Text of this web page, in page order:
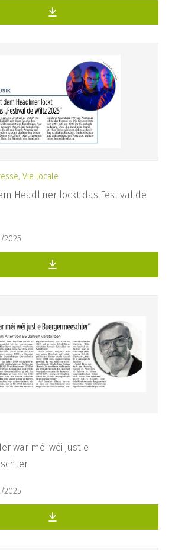
Vie locale
Headliner lockt das Festival de
2025
war méi wéi just e
2025